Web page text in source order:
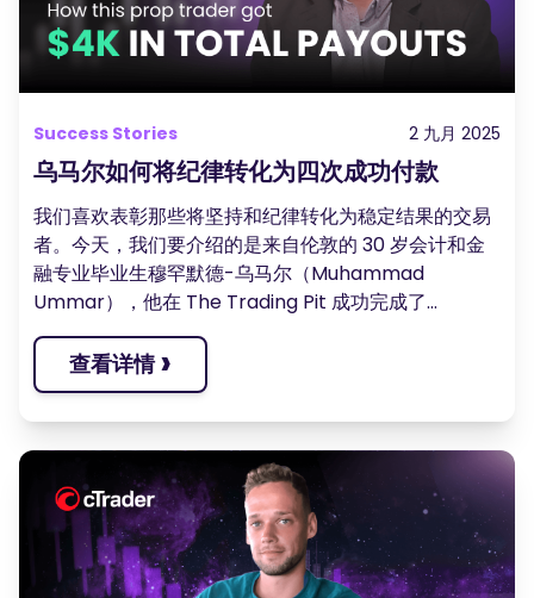
Success Stories 2 九月 2025
乌马尔如何将纪律转化为四次成功付款
我们喜欢表彰那些将坚持和纪律转化为稳定结果的交易
者。今天，我们要介绍的是来自伦敦的 30 岁会计和金
融专业毕业生穆罕默德-乌马尔（Muhammad
Ummar），他在 The Trading Pit 成功完成了...
查看详情 ›